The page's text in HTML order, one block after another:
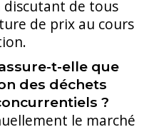
discutant de tous
de prix au cours
t-elle que
des déchets
?
le marché